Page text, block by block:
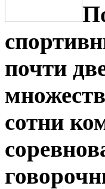
почти
сотни